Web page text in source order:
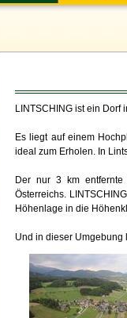
LINTSCHING ist ein Dorf
Es liegt auf einem
ideal zum Erholen. In
Der nur 3 km entfernte
Österreichs.
Höhenlage in die
Und in dieser Umgebung